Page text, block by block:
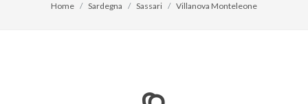
Home Sardegna Sassari Villanova Monteleone